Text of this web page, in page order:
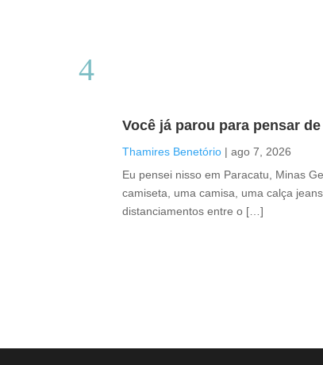
Você já parou para pensar
Thamires Benetório | ago 7, 2026
Eu pensei nisso em Paracatu, Minas
camiseta, uma camisa, uma calça
distanciamentos entre o […]